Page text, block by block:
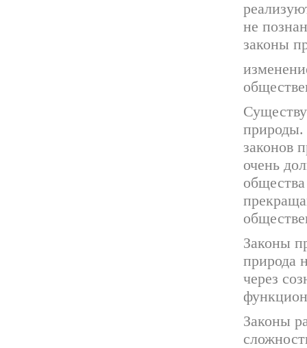
не
законы
природы.
законов
очень
Законы
природа
через
Законы